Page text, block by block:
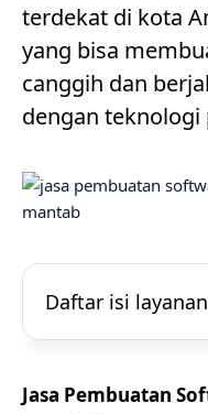
terdekat di kota
yang bisa
canggih dan
dengan
Daftar isi layanan
Jasa Pembuatan